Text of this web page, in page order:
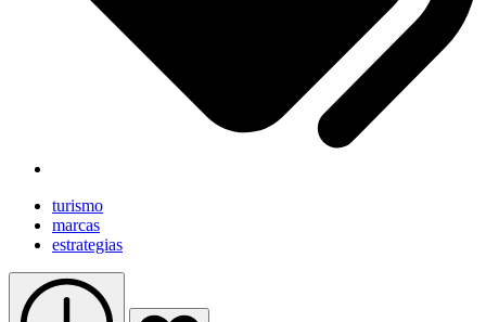
turismo
marcas
estrategias